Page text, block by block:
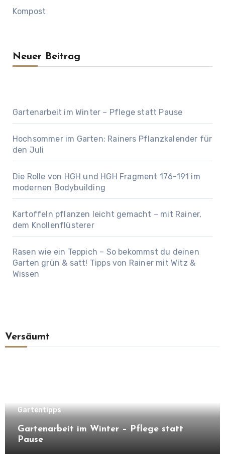
Kompost
Neuer Beitrag
Gartenarbeit im Winter – Pflege statt Pause
Hochsommer im Garten: Rainers Pflanzkalender für
den Juli
Die Rolle von HGH und HGH Fragment 176-191 im
modernen Bodybuilding
Kartoffeln pflanzen leicht gemacht – mit Rainer,
dem Knollenflüsterer
Rasen wie ein Teppich – So bekommst du deinen
Garten grün & satt! Tipps von Rainer mit Witz &
Wissen
Versäumt
Gartentipps
Gartenarbeit im Winter – Pflege statt
Pause